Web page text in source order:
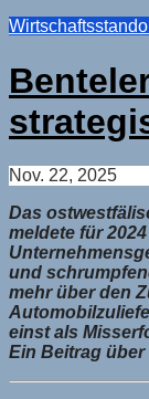
Nov. 22, 2025
Das
meldete für
und
mehr über den
einst als
Ein Beitrag